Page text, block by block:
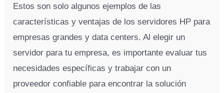
Estos son solo algunos ejemplos de las
características y ventajas de los servidores HP para
empresas grandes y data centers. Al elegir un
servidor para tu empresa, es importante evaluar tus
necesidades específicas y trabajar con un
proveedor confiable para encontrar la solución